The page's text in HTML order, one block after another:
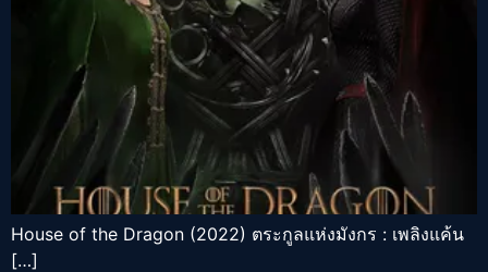
House of the Dragon (2022) ตระกูลแห่งมังกร : เพลิงแค้น
[…]